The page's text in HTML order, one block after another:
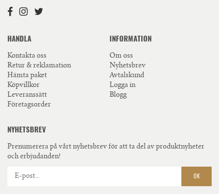
HANDLA
Kontakta oss
Retur & reklamation
Hämta paket
Köpvillkor
Leveranssätt
Företagsorder
INFORMATION
Om oss
Nyhetsbrev
Avtalskund
Logga in
Blogg
NYHETSBREV
Prenumerera på vårt nyhetsbrev för att ta del av produktnyheter
och erbjudanden!
OK